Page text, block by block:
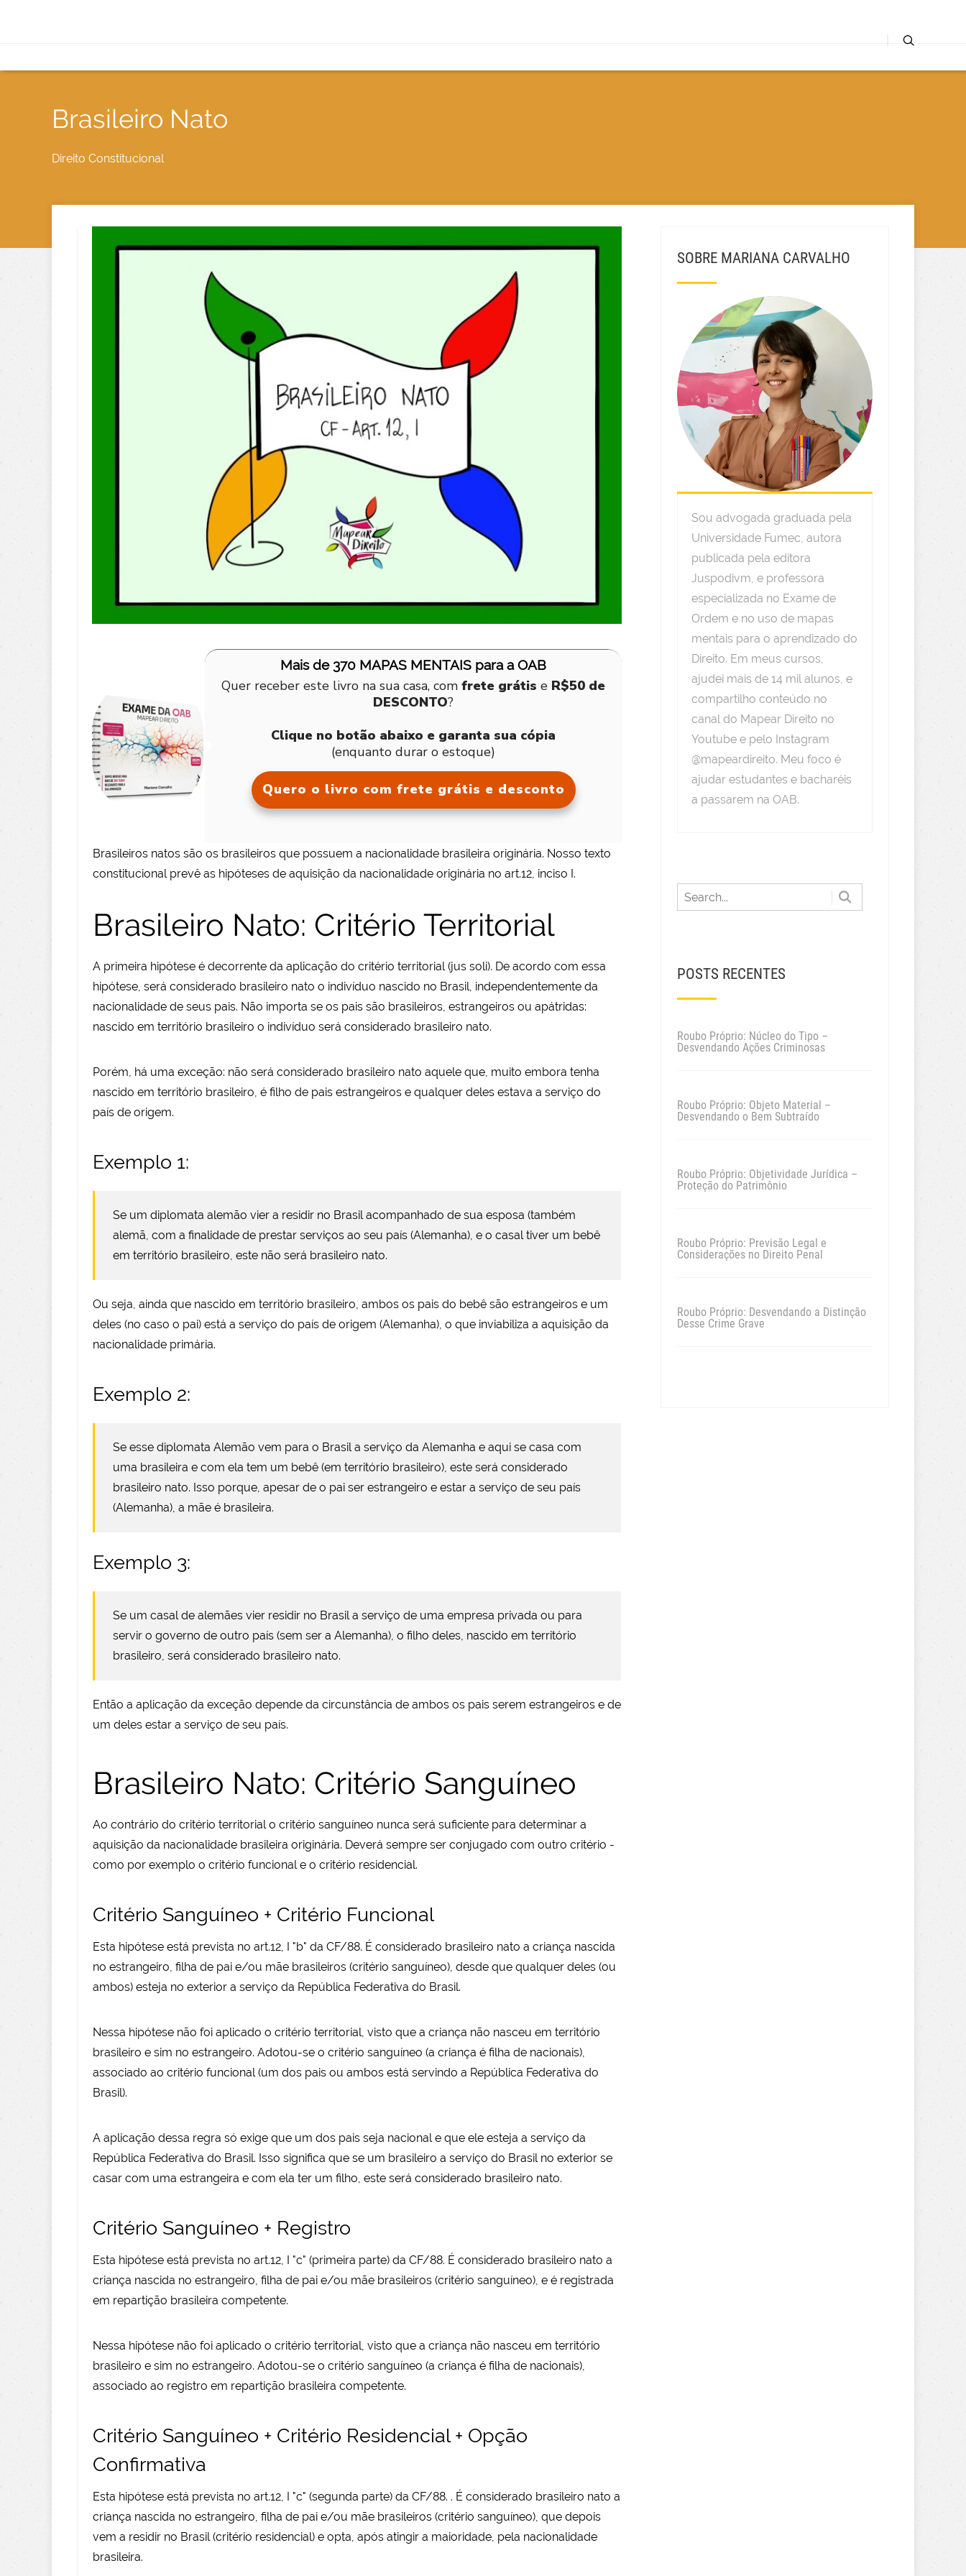
Brasileiro Nato
Direito Constitucional
Mais de 370 MAPAS MENTAIS para a OAB
Quer receber este livro na sua casa, comfrete grátis e R$50 de
DESCONTO?
Clique no botão abaixo e garanta sua cópia
(enquanto durar o estoque)
Quero o livro com frete grátis e desconto
Brasileiros natos são os brasileiros que possuem a nacionalidade brasileira originária. Nosso texto
constitucional prevê as hipóteses de aquisição da nacionalidade originária no art.12, inciso I.
Brasileiro Nato: Critério Territorial
A primeira hipótese é decorrente da aplicação do critério territorial (jus soli). De acordo com essa
hipótese, será considerado brasileiro nato o indivíduo nascido no Brasil, independentemente da
nacionalidade de seus pais. Não importa se os pais são brasileiros, estrangeiros ou apátridas:
nascido em território brasileiro o indivíduo será considerado brasileiro nato.
Porém, há uma exceção: não será considerado brasileiro nato aquele que, muito embora tenha
nascido em território brasileiro, é filho de pais estrangeiros e qualquer deles estava a serviço do
país de origem.
Exemplo 1:
Se um diplomata alemão vier a residir no Brasil acompanhado de sua esposa (também
alemã, com a finalidade de prestar serviços ao seu país (Alemanha), e o casal tiver um bebê
em território brasileiro, este não será brasileiro nato.
Ou seja, ainda que nascido em território brasileiro, ambos os pais do bebê são estrangeiros e um
deles (no caso o pai) está a serviço do país de origem (Alemanha), o que inviabiliza a aquisição da
nacionalidade primária.
Exemplo 2:
Se esse diplomata Alemão vem para o Brasil a serviço da Alemanha e aqui se casa com
uma brasileira e com ela tem um bebê (em território brasileiro), este será considerado
brasileiro nato. Isso porque, apesar de o pai ser estrangeiro e estar a serviço de seu país
(Alemanha), a mãe é brasileira.
Exemplo 3:
Se um casal de alemães vier residir no Brasil a serviço de uma empresa privada ou para
servir o governo de outro país (sem ser a Alemanha), o filho deles, nascido em território
brasileiro, será considerado brasileiro nato.
Então a aplicação da exceção depende da circunstância de ambos os pais serem estrangeiros e de
um deles estar a serviço de seu país.
Brasileiro Nato: Critério Sanguíneo
Ao contrário do critério territorial o critério sanguíneo nunca será suficiente para determinar a
aquisição da nacionalidade brasileira originária. Deverá sempre ser conjugado com outro critério -
como por exemplo o critério funcional e o critério residencial.
Critério Sanguíneo + Critério Funcional
Esta hipótese está prevista no art.12, I "b" da CF/88. É considerado brasileiro nato a criança nascida
no estrangeiro, filha de pai e/ou mãe brasileiros (critério sanguíneo), desde que qualquer deles (ou
ambos) esteja no exterior a serviço da República Federativa do Brasil.
Nessa hipótese não foi aplicado o critério territorial, visto que a criança não nasceu em território
brasileiro e sim no estrangeiro. Adotou-se o critério sanguíneo (a criança é filha de nacionais),
associado ao critério funcional (um dos pais ou ambos está servindo a República Federativa do
Brasil).
A aplicação dessa regra só exige que um dos pais seja nacional e que ele esteja a serviço da
República Federativa do Brasil. Isso significa que se um brasileiro a serviço do Brasil no exterior se
casar com uma estrangeira e com ela ter um filho, este será considerado brasileiro nato.
Critério Sanguíneo + Registro
Esta hipótese está prevista no art.12, I "c" (primeira parte) da CF/88. É considerado brasileiro nato a
criança nascida no estrangeiro, filha de pai e/ou mãe brasileiros (critério sanguíneo), e é registrada
em repartição brasileira competente.
Nessa hipótese não foi aplicado o critério territorial, visto que a criança não nasceu em território
brasileiro e sim no estrangeiro. Adotou-se o critério sanguíneo (a criança é filha de nacionais),
associado ao registro em repartição brasileira competente.
Critério Sanguíneo + Critério Residencial + Opção
Confirmativa
Esta hipótese está prevista no art.12, I "c" (segunda parte) da CF/88. . É considerado brasileiro nato a
criança nascida no estrangeiro, filha de pai e/ou mãe brasileiros (critério sanguíneo), que depois
vem a residir no Brasil (critério residencial) e opta, após atingir a maioridade, pela nacionalidade
brasileira.
SOBRE MARIANA CARVALHO
Sou advogada graduada pela
Universidade Fumec, autora
publicada pela editora
Juspodivm, e professora
especializada no Exame de
Ordem e no uso de mapas
mentais para o aprendizado do
Direito. Em meus cursos,
ajudei mais de 14 mil alunos, e
compartilho conteúdo no
canal do Mapear Direito no
Youtube e pelo Instagram
@mapeardireito. Meu foco é
ajudar estudantes e bacharéis
a passarem na OAB.
POSTS RECENTES
Roubo Próprio: Núcleo do Tipo –
Desvendando Ações Criminosas
Roubo Próprio: Objeto Material –
Desvendando o Bem Subtraído
Roubo Próprio: Objetividade Jurídica –
Proteção do Patrimônio
Roubo Próprio: Previsão Legal e
Considerações no Direito Penal
Roubo Próprio: Desvendando a Distinção
Desse Crime Grave